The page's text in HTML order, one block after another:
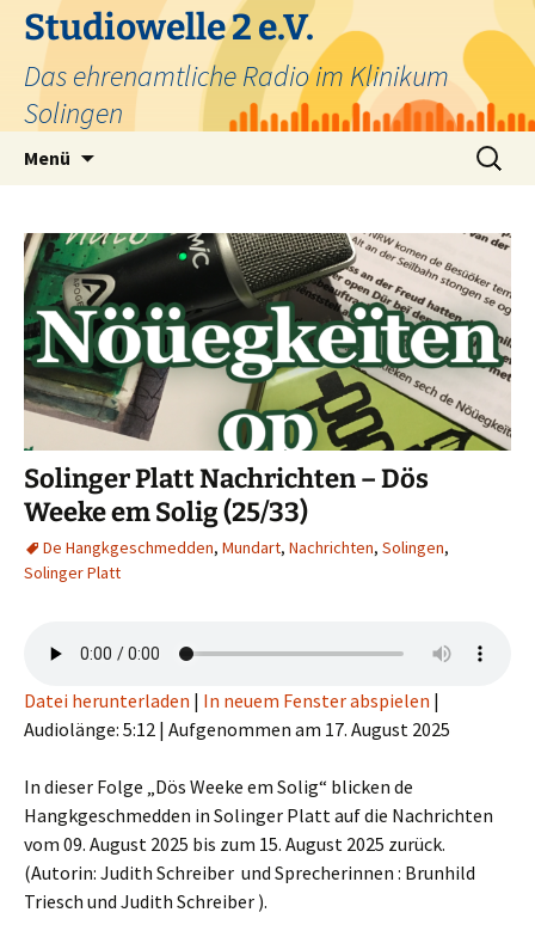
Zum
Inhalt
springen
Studiowelle 2 e.V.
Das ehrenamtliche Radio im Klinikum
Solingen
Menü
Suchen
nach:
Solinger Platt Nachrichten – Dös
Weeke em Solig (25/33)
De Hangkgeschmedden, Mundart, Nachrichten, Solingen,
Solinger Platt
Datei herunterladen | In neuem Fenster abspielen |
Audiolänge: 5:12 | Aufgenommen am 17. August 2025
In dieser Folge „Dös Weeke em Solig“ blicken de
Hangkgeschmedden in Solinger Platt auf die Nachrichten
vom 09. August 2025 bis zum 15. August 2025 zurück.
(Autorin: Judith Schreiber und Sprecherinnen : Brunhild
Triesch und Judith Schreiber ).